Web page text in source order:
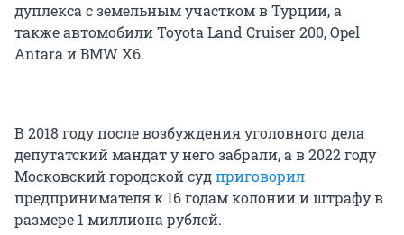
дуплекса с земельным участком в Турции, а
также автомобили Toyota Land Cruiser 200, Opel
Antara и BMW X6.
В 2018 году после возбуждения уголовного дела
депутатский мандат у него забрали, а в 2022 году
Московский городской судприговорил
предпринимателя к 16 годам колонии и штрафу в
размере 1 миллиона рублей.